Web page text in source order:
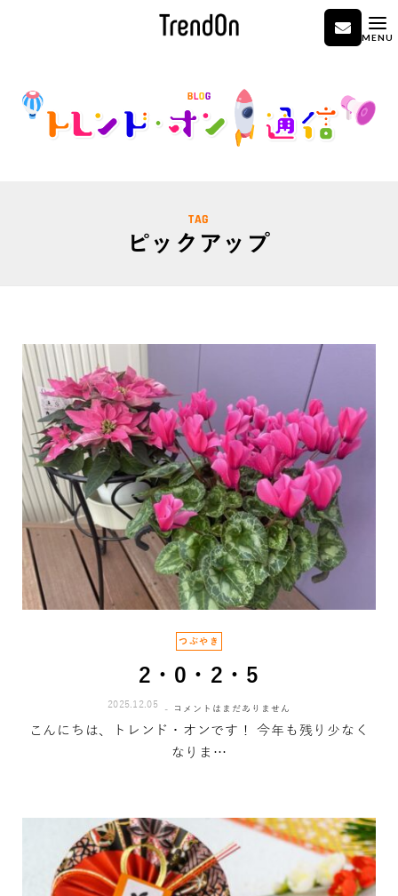
MENU
TAG
ピックアップ
つぶやき
2・0・2・5
2025.12.05 コメントはまだありません
こんにちは、トレンド・オンです！ 今年も残り少なく
なりま…